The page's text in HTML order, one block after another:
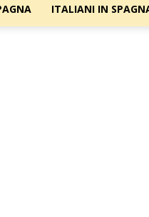
Italiani
ITALIANI IN